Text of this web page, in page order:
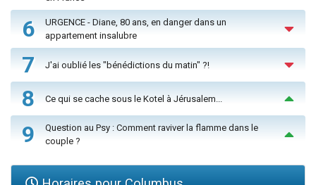
6
URGENCE - Diane, 80 ans, en danger dans un
appartement insalubre
7 J'ai oublié les "bénédictions du matin" ?!
8 Ce qui se cache sous le Kotel à Jérusalem...
9
Question au Psy : Comment raviver la flamme dans le
couple ?